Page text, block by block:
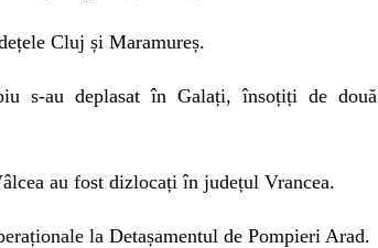
Cluj și Maramureș.
s-au deplasat în Galați, însoțiți de două
au fost dizlocați în județul Vrancea.
la Detașamentul de Pompieri Arad.